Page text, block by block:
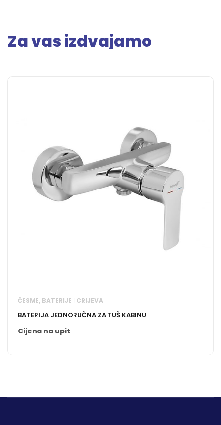
Za vas izdvajamo
ČESME, BATERIJE I CRIJEVA
BATERIJA JEDNORUČNA ZA TUŠ KABINU
Cijena na upit